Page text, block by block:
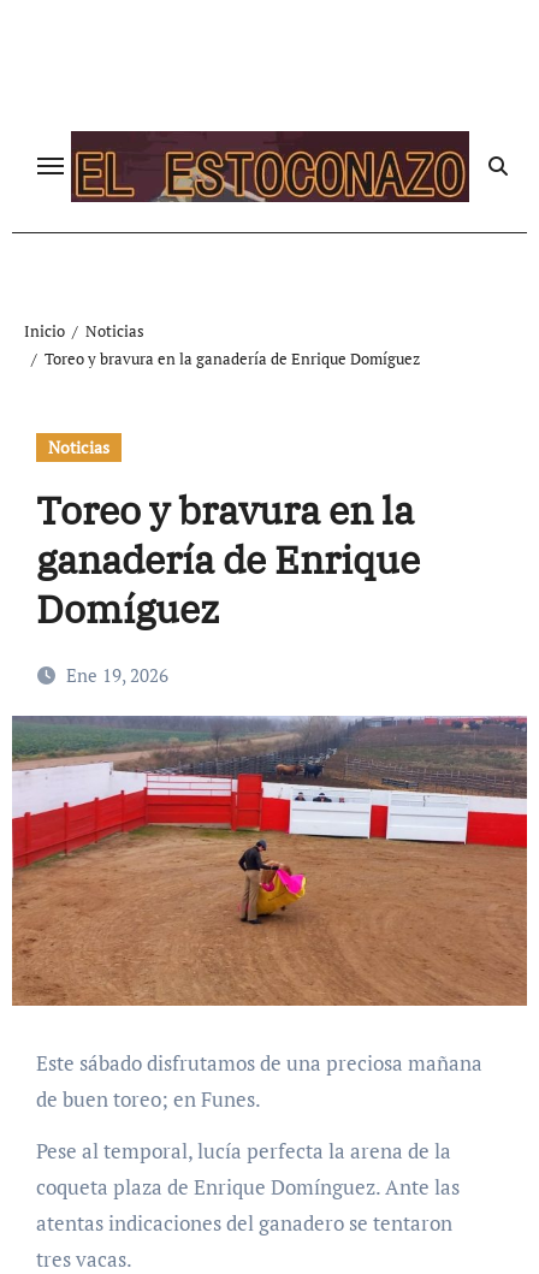
Inicio
Noticias
Toreo y bravura en la ganadería de Enrique Domíguez
Noticias
Toreo y bravura en la
ganadería de Enrique
Domíguez
Ene 19, 2026
Este sábado disfrutamos de una preciosa mañana
de buen toreo; en Funes.
Pese al temporal, lucía perfecta la arena de la
coqueta plaza de Enrique Domínguez. Ante las
atentas indicaciones del ganadero se tentaron
tres vacas.